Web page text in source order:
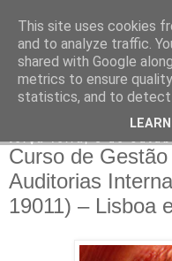
Curso de
Auditorias
19011) – Lisboa
This site uses cookies
and to analyze traffic.
shared with Google
metrics to ensure
statistics, and to detect